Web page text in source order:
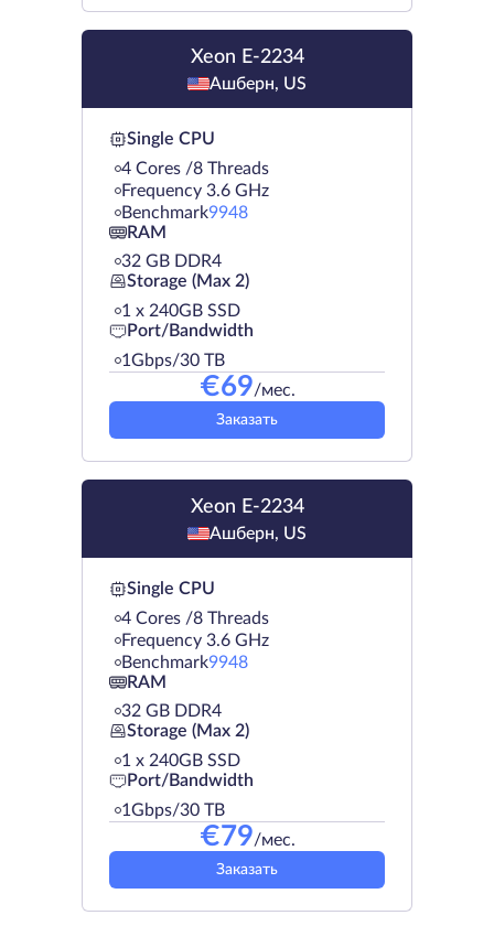
Xeon E-2234
Ашберн, US
Single CPU
4 Cores /8 Threads
Frequency 3.6 GHz
Benchmark9948
RAM
32 GB DDR4
Storage (Max 2)
1 х 240GB SSD
Port/Bandwidth
1Gbps/30 TB
€69/мес.
Заказать
Xeon E-2234
Ашберн, US
Single CPU
4 Cores /8 Threads
Frequency 3.6 GHz
Benchmark9948
RAM
32 GB DDR4
Storage (Max 2)
1 х 240GB SSD
Port/Bandwidth
1Gbps/30 TB
€79/мес.
Заказать